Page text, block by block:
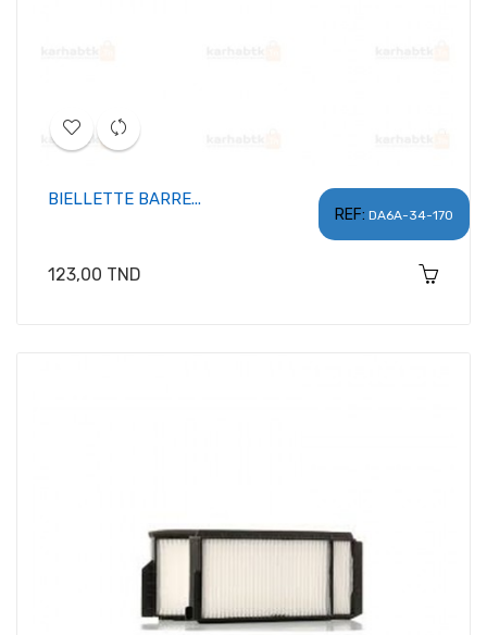
REF: DA6A-34-170
BIELLETTE BARRE...
Prix
123,00 TND